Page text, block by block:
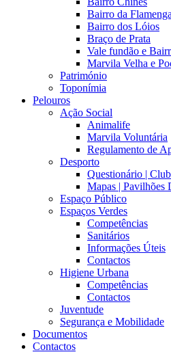
Bairro da Flamenga
Bairro dos Lóios
Braço de Prata
Vale fundão e
Marvila Velha e
Património
Toponímia
Pelouros
Ação Social
Animalife
Marvila Voluntária
Regulamento de
Desporto
Questionário |
Mapas | Pavilhões
Espaço Público
Espaços Verdes
Competências
Sanitários
Informações Úteis
Contactos
Higiene Urbana
Competências
Contactos
Juventude
Segurança e Mobilidade
Documentos
Contactos